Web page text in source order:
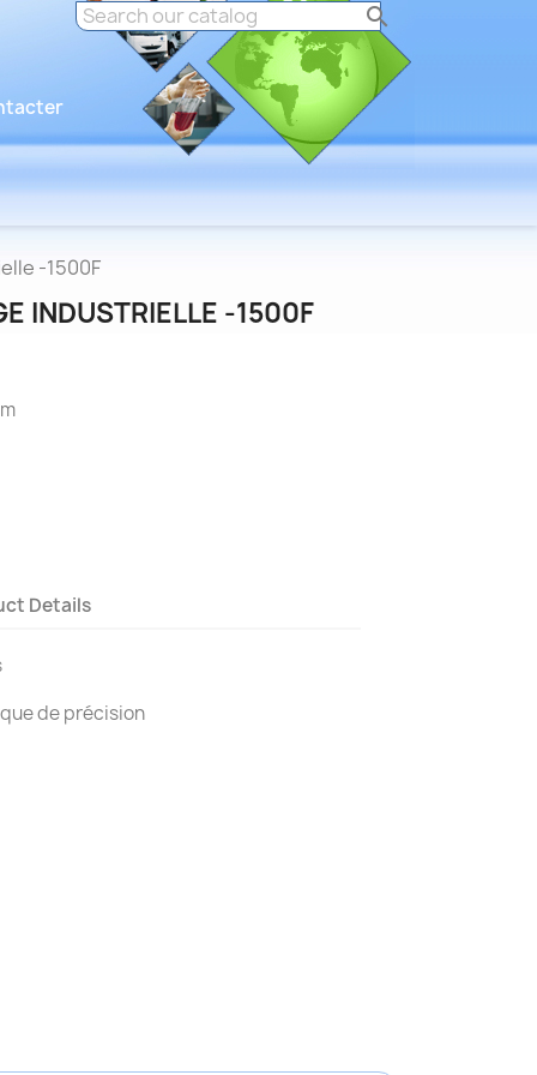

-1500F
INDUSTRIELLE -1500F
Details
de précision